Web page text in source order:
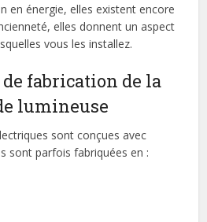
en énergie, elles existent encore
elles donnent un aspect
vous les installez.
fabrication de la
lumineuse
sont conçues avec
sont parfois fabriquées en :